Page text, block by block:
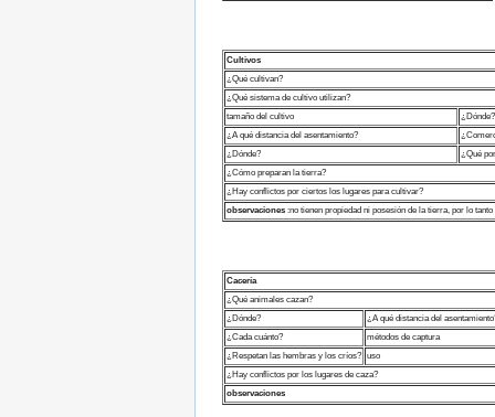
Cultivos
¿Qué cultivan?
¿Qué sistema de cultivo utilizan?
tamaño del cultivo
¿Dónde?
¿A qué distancia del asentamiento?
¿Dónde?
¿Qué
¿Cómo preparan la tierra?
¿Hay conflictos por ciertos los lugares para cultivar?
observaciones :no tienen propiedad ni posesión de la tierra, por lo
Cacería
¿Qué animales cazan?
¿Dónde?
¿A qué distancia del
¿Cada cuánto?
métodos de captura
¿Respetan las hembras y los críos? uso
¿Hay conflictos por los lugares de caza?
observaciones